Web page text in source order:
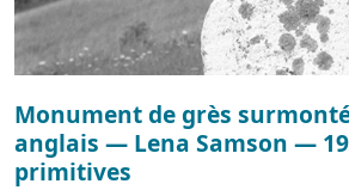
Monument de grès
anglais — Lena Samson —
primitives